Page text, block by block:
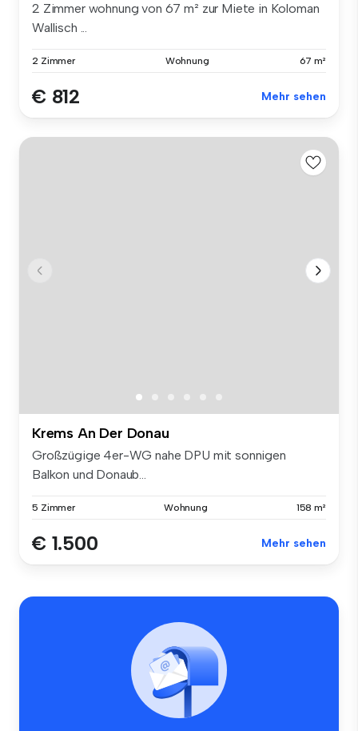
2 Zimmer wohnung von 67 m² zur Miete in Koloman
Wallisch ...
2 Zimmer Wohnung 67 m²
€ 812 Mehr sehen
Krems An Der Donau
Großzügige 4er-WG nahe DPU mit sonnigen
Balkon und Donaub...
5 Zimmer Wohnung 158 m²
€ 1.500 Mehr sehen